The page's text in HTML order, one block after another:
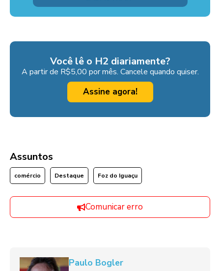
Você lê o H2 diariamente?
A partir de R$5,00 por mês. Cancele quando quiser.
Assine agora!
Assuntos
comércio Destaque Foz do Iguaçu
Comunicar erro
Paulo Bogler